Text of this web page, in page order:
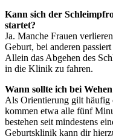
Kann sich der
startet?
Ja. Manche Frauen
Geburt, bei anderen
Allein das Abgehen des
in die Klinik zu fahren.
Wann sollte ich bei
Als Orientierung gilt häufig
kommen etwa alle fünf
bestehen seit mindestens
Geburtsklinik kann dir